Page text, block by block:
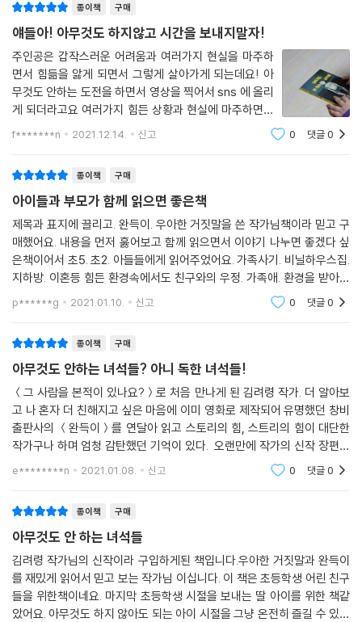
꿈은 산산조각이 났지만, 성격 좋은 현성이는 낡고 허름한 곳에서 반짝반
짝 빛나는 일상을 되찾게 된다. 낡은 비닐하우스에 쓰레기처럼 버려진 온
갖 잡동사니들은 엄마 아빠의 손을 거쳐 볼품없지만 긴요한 세간살이가 되
고, 비닐하우스로 오면서 전학을 오고, 또 다니던 학원도 끊은 바람에 시간
이 많아진 현성이는 자기네 비닐하우스와 어깨를 나란히 하고 있는 으스스
한 비닐하우스를 탐험하고 동네도 두루두루 살피며 비닐하우스 생활에 적
저 말을 걸어 준 장우와 허물없는 사이가 되었다는 것이다. 엄마 아빠의 이
혼과 재혼으로 현성이와는 또 다른 복잡한 환경에 처한 장우는 현성이 덕
분에 호시탐탐 궁금하던 비닐하우스를 탐험하고 드디어 현실을 벗어나 자
신만의 시간을 보낼 수 있는 아지트를 만든다. 이내 그 공간을 공유하게 된
장우와 현성이는 둘만의 공간에서 현실의 무거운 짐들을 잠시 내려놓는다.
게다가 장우와 우연히 만든 정말 재미없는 동영상 ‘아무것도안하는녀석
들’을 유튜브에 올리면서 오히려 할 일도 많아지고 재미있는 일이 많아져
아이들이 아무것도 안 하는 시간을 보내지 않기를!
미미하기만 했던 동영상 조회 수도 점점 늘어나고 댓글도 늘어나면서 현성
이와 장우는 1탄에 이어 2탄, 3탄까지 동영상을 올리게 된다. 아무것도 안
하는 시간을 늘리는 것에 도전하면서 어른들 때문에, 환경 때문에 어쩔 수
없이 거리를 두었던 세상과 조금씩 소통하게 된다. 아이들이 스스로 위안
을 찾으며 자라는 사이 어른들의 형편은 좀 나아졌을까? 책임질 수 있는 어
더 잘 살기 위해 이혼을 택한 엄마 아빠 때문에 가족관계가 더 꼬이고 복잡
해진 장우에게 이제는 어른들이 든든한 버팀목이 되어 줄 차례다. 아이들
이 평범한 일상을 되찾을 수 있도록 말이다.
종이책 구매
얘들아! 아무것도 하지않고 시간을 보내지말자!
주인공은 갑작스러운 어려움과 여러가지 현실을 마주하
면서 힘듦을 앓게 되면서 그렇게 살아가게 되는데요! 아
무것도 안하는 도전을 하면서 영상을 찍어서 sns 에 올리
게 되더라고요 여러가지 힘든 상황과 현실에 마주하면서
도 슬픔을 이겨낼 힘을 알아서 스스로 긍정적으로 변화를
f*******n 2021.12.14. 신고 0 댓글0
종이책 구매
아이들과 부모가 함께 읽으면 좋은책
제목과 표지에 끌리고. 완득이. 우아한 거짓말을 쓴 작가님책이라 믿고 구
매했어요. 내용을 먼저 훓어보고 함께 읽으면서 이야기 나누면 좋겠다 싶
은책이어서 초5. 초2. 아들들에게 읽어주었어요. 가족사기. 비닐하우스집.
지하방. 이혼등 힘든 환경속에서도 친구와의 우정. 가족애. 환경을 받아들
이고 살아가는 아이들의 순수함. 엉뚱함등 여러가지를 복합접으로 느끼고
생각하게 하
p******g 2021.01.10. 신고 0 댓글0
종이책 구매
아무것도 안하는 녀석들? 아니 독한 녀석들!
＜그 사람을 본적이 있나요?＞로 처음 만나게 된 김려령 작가. 더 알아보
고 나 혼자 더 친해지고 싶은 마음에 이미 영화로 제작되어 유명했던 창비
출판사의 ＜완득이＞를 연달아 읽고 스토리의 힘, 스트리의 힘이 대단한
작가구나 하며 엄청 감탄했던 기억이 있다. 오랜만에 작가의 신작 장편동
화가 나왔다 해서 묻지도 따지지도 않고 바로 구매하여 읽은 책. 최민호 작
e********n 2021.01.08. 신고 0 댓글0
종이책 구매
아무것도 안 하는 녀석들
김려령 작가님의 신작이라 구입하게된 책입니다.우아한 거짓말과 완득이
를 재밌게 읽어서 믿고 보는 작가님 이십니다. 이 책은 초등학생 어린 친구
들을 위한책이네요. 마지막 초등학생 시절을 보내는 딸 아이를 위한 책같
았어요. 아무것도 하지 않아도 되는 아이 시절을 그냥 온전히 즐길 수 있기